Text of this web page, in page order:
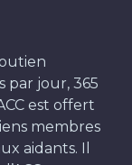
par jour, 365
est offert
membres
aidants. Il